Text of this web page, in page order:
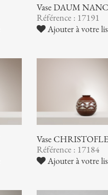
Vase DAUM
Référence : 17191
Ajouter à votre
Vase CHRISTOFLE
Référence : 17184
Ajouter à votre